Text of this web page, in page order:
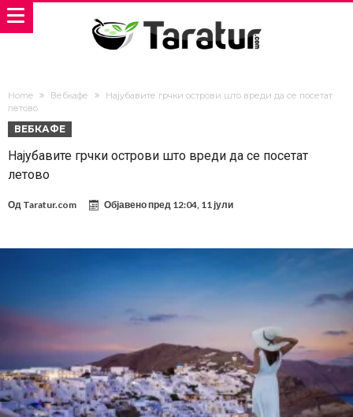
Home Вебкафе
Најубавите грчки острови што вреди да се посетат
летово
ВЕБКАФЕ
Најубавите грчки острови што вреди да се посетат
летово
Од Taratur.com Објавено пред 12:04, 11 јули